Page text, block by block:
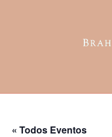
« Todos Eventos